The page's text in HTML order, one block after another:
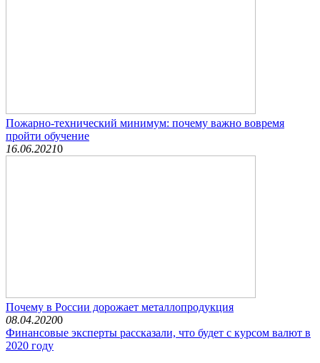
Пожарно-технический минимум: почему важно вовремя
пройти обучение
16.06.20210
Почему в России дорожает металлопродукция
08.04.20200
Финансовые эксперты рассказали, что будет с курсом валют в
2020 году